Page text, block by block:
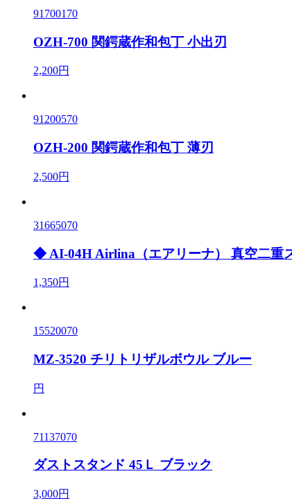
91700170
OZH-700 関鍔蔵作和包丁 小出刃
2,200円
91200570
OZH-200 関鍔蔵作和包丁 薄刃
2,500円
31665070
◆ AI-04H Airlina（エアリーナ） 真空二重
1,350円
15520070
MZ-3520 チリトリザルボウル ブルー
円
71137070
ダストスタンド 45Ｌ ブラック
3,000円